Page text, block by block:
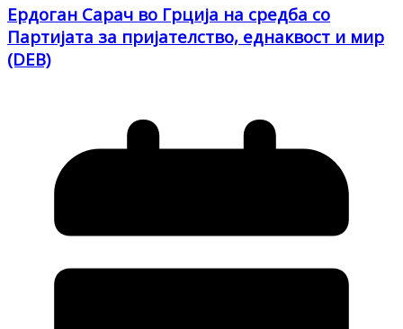
Ердоган Сарач во Грција на средба со
Партијата за пријателство, еднаквост и мир
(DEB)